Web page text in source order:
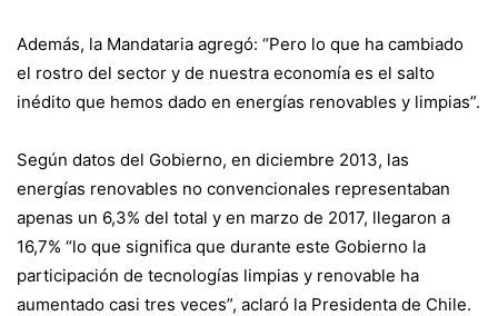
Además, la Mandataria agregó: “Pero lo que ha cambiado
el rostro del sector y de nuestra economía es el salto
inédito que hemos dado en energías renovables y limpias”.
Según datos del Gobierno, en diciembre 2013, las
energías renovables no convencionales representaban
apenas un 6,3% del total y en marzo de 2017, llegaron a
16,7% “lo que significa que durante este Gobierno la
participación de tecnologías limpias y renovable ha
aumentado casi tres veces”, aclaró la Presidenta de Chile.